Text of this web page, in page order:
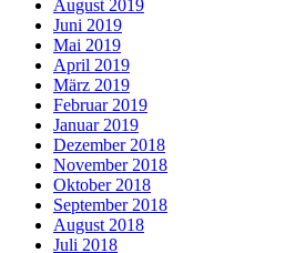
August 2019
Juni 2019
Mai 2019
April 2019
März 2019
Februar 2019
Januar 2019
Dezember 2018
November 2018
Oktober 2018
September 2018
August 2018
Juli 2018